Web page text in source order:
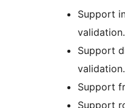
Support
validation.
Support
validation.
Support
Support